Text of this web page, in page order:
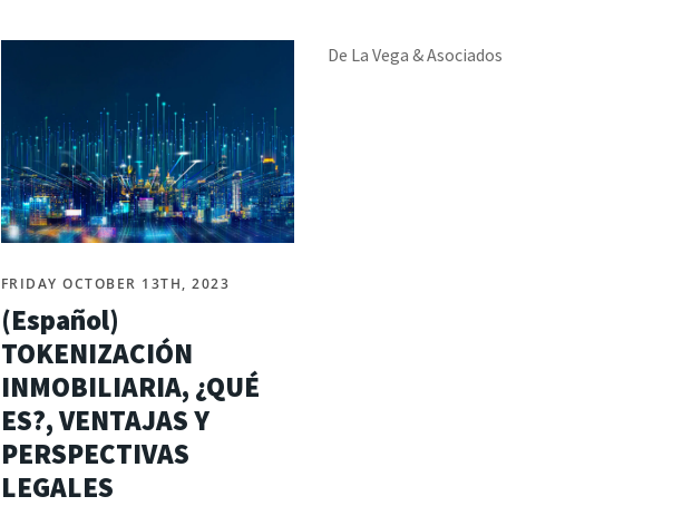
FRIDAY OCTOBER 13TH, 2023
(Español)
TOKENIZACIÓN
INMOBILIARIA, ¿QUÉ
ES?, VENTAJAS Y
PERSPECTIVAS
LEGALES
De La Vega & Asociados